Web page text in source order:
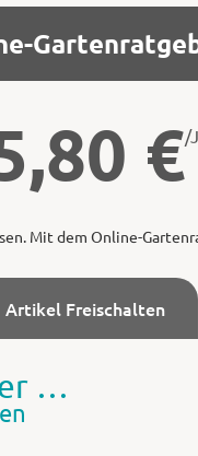
€/
Mit dem Online-
Artikel Freischalten
Vorheriger Artikel